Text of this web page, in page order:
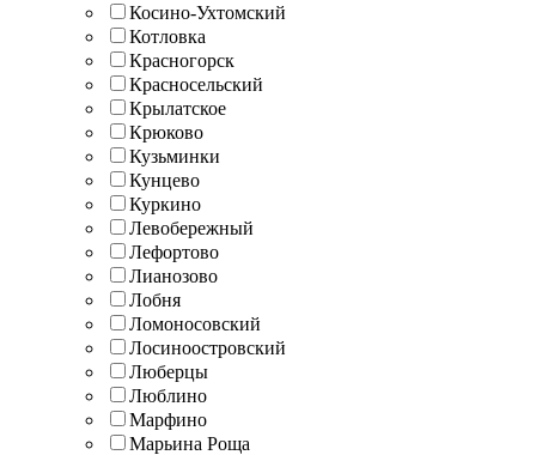
Косино-Ухтомский
Котловка
Красногорск
Красносельский
Крылатское
Крюково
Кузьминки
Кунцево
Куркино
Левобережный
Лефортово
Лианозово
Лобня
Ломоносовский
Лосиноостровский
Люберцы
Люблино
Марфино
Марьина Роща